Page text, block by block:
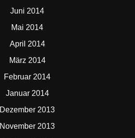
Juni 2014
Mai 2014
April 2014
März 2014
Februar 2014
Januar 2014
Dezember 2013
November 2013